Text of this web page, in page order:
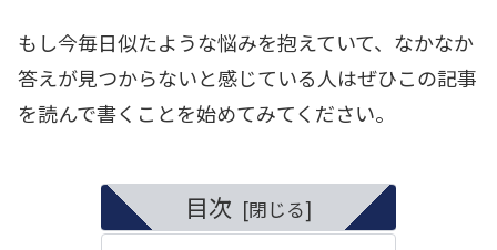
もし今毎日似たような悩みを抱えていて、なかなか
答えが見つからないと感じている人はぜひこの記事
を読んで書くことを始めてみてください。
目次